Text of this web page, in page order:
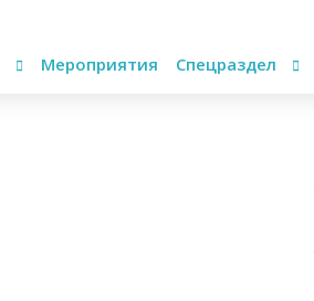
Мероприятия Спецраздел